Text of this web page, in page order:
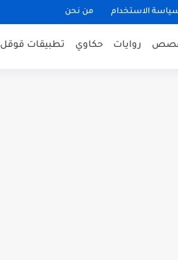
الاستخدام من نحن
روايات حكاوي تطبيقات قوقل